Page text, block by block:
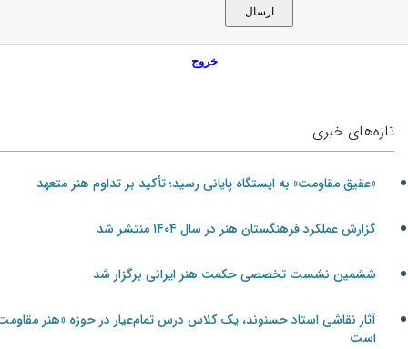
خروج
تازه‌های خبری
«عقیق مقاومت» به ایستگاه پایانی رسید؛ تأکید بر تداوم هنر متعهد
گزارش عملکرد فرهنگستان هنر در سال ۱۴۰۴ منتشر شد
ششمین نشست تخصصی حکمت هنر ایرانی برگزار شد
آثار نقاشی استاد حسنوند، یک کلاس درس تمام‌عیار در حوزه «هنر مقاومت»
است